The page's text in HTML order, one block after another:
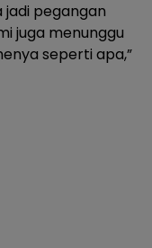
jadi pegangan
juga menunggu
seperti apa,”